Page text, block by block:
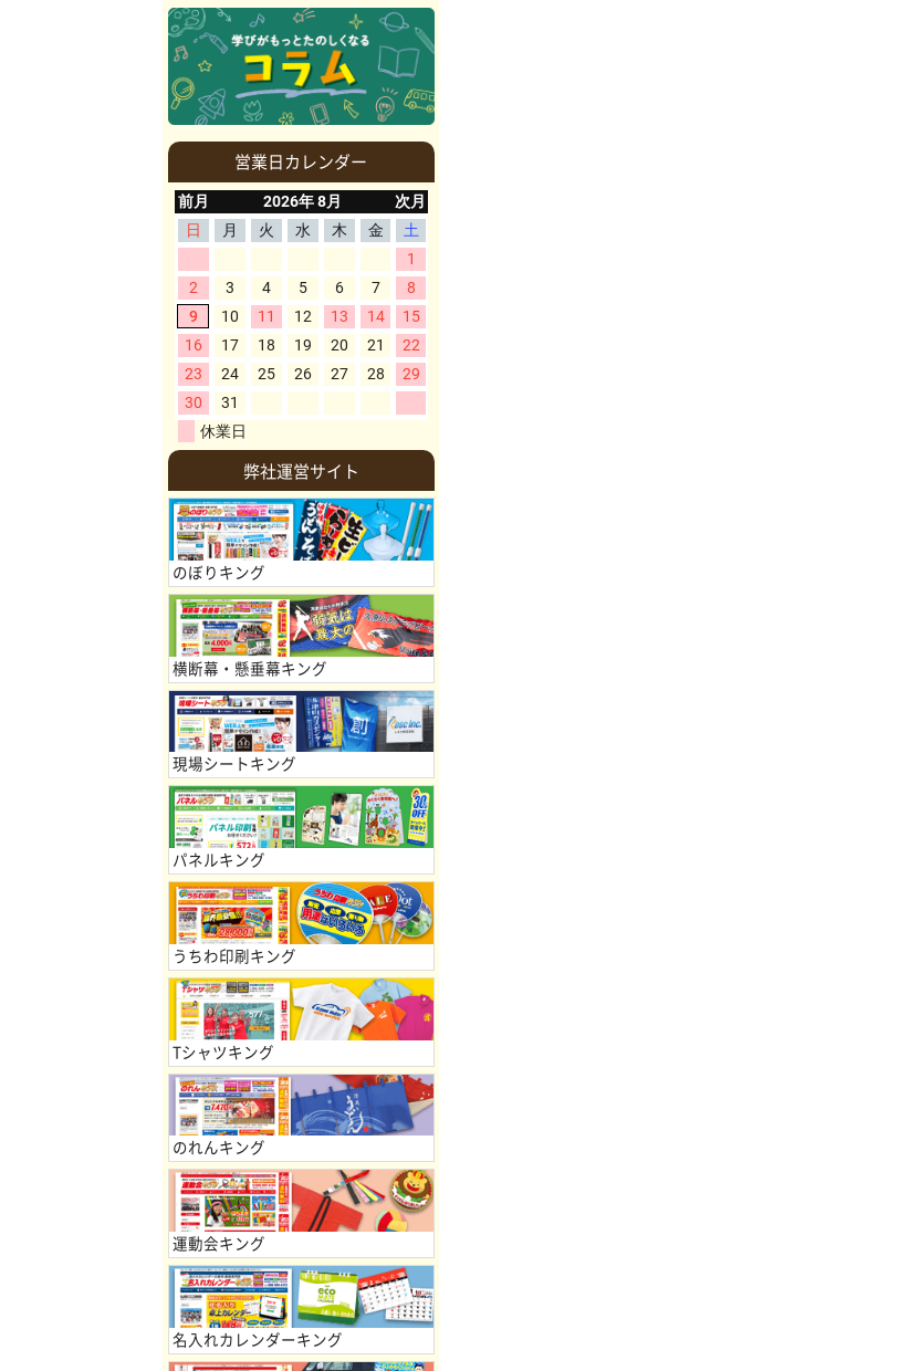
営業日カレンダー
弊社運営サイト
のぼりキング
横断幕・懸垂幕キング
現場シートキング
パネルキング
うちわ印刷キング
Tシャツキング
のれんキング
運動会キング
名入れカレンダーキング